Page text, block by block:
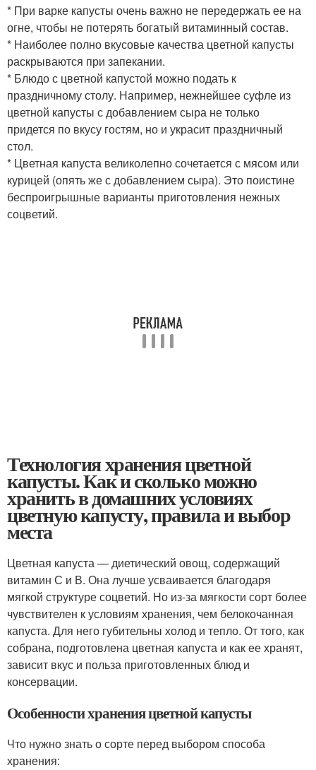
* При варке капусты очень важно не передержать ее на
огне, чтобы не потерять богатый витаминный состав.
* Наиболее полно вкусовые качества цветной капусты
раскрываются при запекании.
* Блюдо с цветной капустой можно подать к
праздничному столу. Например, нежнейшее суфле из
цветной капусты с добавлением сыра не только
придется по вкусу гостям, но и украсит праздничный
стол.
* Цветная капуста великолепно сочетается с мясом или
курицей (опять же с добавлением сыра). Это поистине
беспроигрышные варианты приготовления нежных
соцветий.
Технология хранения цветной
капусты. Как и сколько можно
хранить в домашних условиях
цветную капусту, правила и выбор
места
Цветная капуста — диетический овощ, содержащий
витамин С и В. Она лучше усваивается благодаря
мягкой структуре соцветий. Но из-за мягкости сорт более
чувствителен к условиям хранения, чем белокочанная
капуста. Для него губительны холод и тепло. От того, как
собрана, подготовлена цветная капуста и как ее хранят,
зависит вкус и польза приготовленных блюд и
консервации.
Особенности хранения цветной капусты
Что нужно знать о сорте перед выбором способа
хранения: